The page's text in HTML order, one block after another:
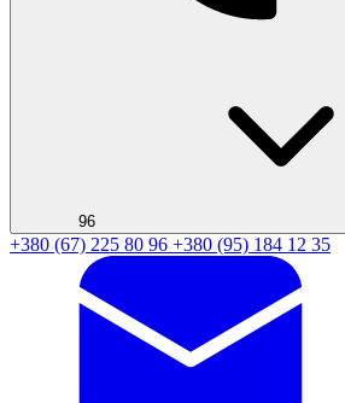
96
+380 (67) 225 80 96 +380 (95) 184 12 35